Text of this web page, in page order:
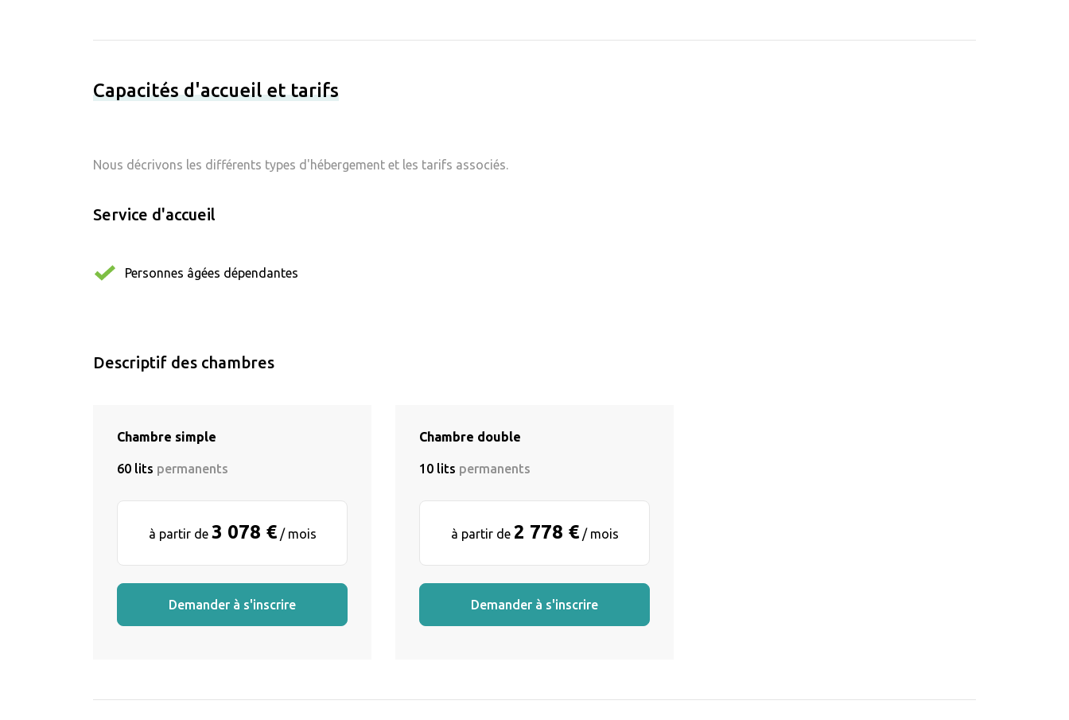
Capacités d'accueil et tarifs
Nous décrivons les différents types d'hébergement et les tarifs associés.
Service d'accueil
Personnes âgées dépendantes
Descriptif des chambres
Chambre simple
60 lits permanents
à partir de 3 078 €/ mois
Demander à s'inscrire
Chambre double
10 lits permanents
à partir de 2 778 €/ mois
Demander à s'inscrire